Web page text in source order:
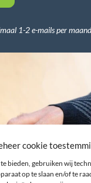
cookie
bieden, gebruiken wij
op te slaan en/of te
1-2 e-mails per